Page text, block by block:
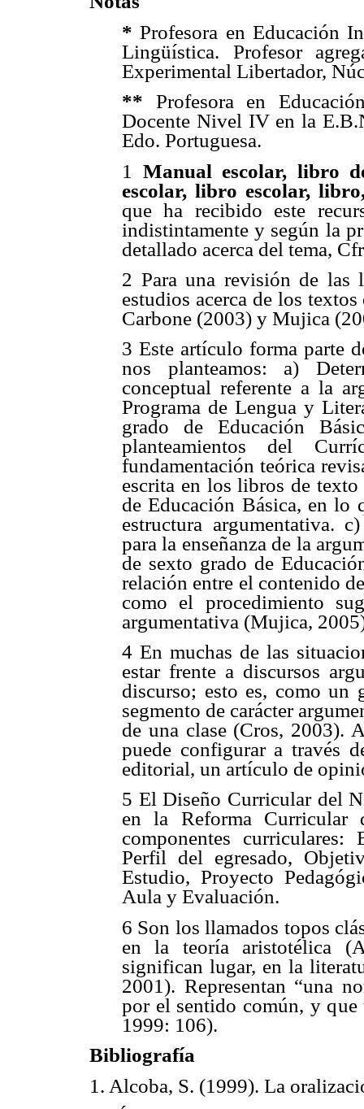
* Profesora en Educación
Lingüística. Profesor
Experimental Libertador,
** Profesora en
Docente Nivel IV en la
Edo. Portuguesa.
1 Manual escolar, libro
escolar, libro escolar,
que ha recibido este
indistintamente y según la
detallado acerca del tema,
2 Para una revisión de las
estudios acerca de los
Carbone (2003) y Mujica
3 Este artículo forma parte
nos planteamos: a)
conceptual referente a la
Programa de Lengua y
grado de Educación
planteamientos del
fundamentación teórica
escrita en los libros de
de Educación Básica, en lo
estructura argumentativa.
para la enseñanza de la
de sexto grado de
relación entre el contenido
como el procedimiento
argumentativa (Mujica,
4 En muchas de las
estar frente a discursos
discurso; esto es, como
segmento de carácter
de una clase (Cros, 2003).
puede configurar a través
editorial, un artículo de
5 El Diseño Curricular del
en la Reforma Curricular
componentes curriculares:
Perfil del egresado,
Estudio, Proyecto
Aula y Evaluación.
6 Son los llamados topos
en la teoría aristotélica
significan lugar, en la
2001). Representan “una
por el sentido común, y que
1999: 106).
Bibliografía
1. Alcoba, S. (1999). La